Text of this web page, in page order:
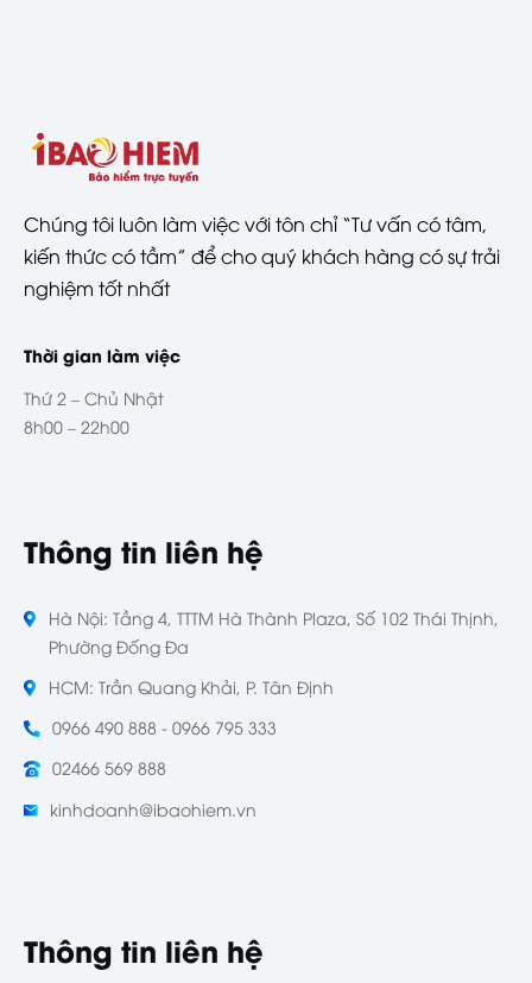
Chúng tôi luôn làm việc với tôn chỉ “Tư vấn có tâm,
kiến thức có tầm” để cho quý khách hàng có sự trải
nghiệm tốt nhất
Thời gian làm việc
Thứ 2 – Chủ Nhật
8h00 – 22h00
Thông tin liên hệ
Hà Nội: Tầng 4, TTTM Hà Thành Plaza, Số 102 Thái Thịnh,
Phường Đống Đa
HCM: Trần Quang Khải, P. Tân Định
0966 490 888 - 0966 795 333
02466 569 888
kinhdoanh@ibaohiem.vn
Thông tin liên hệ